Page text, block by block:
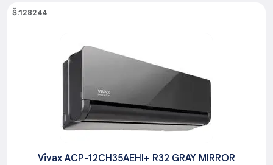
Š:128244
Vivax ACP-12CH35AEHI+ R32 GRAY MIRROR